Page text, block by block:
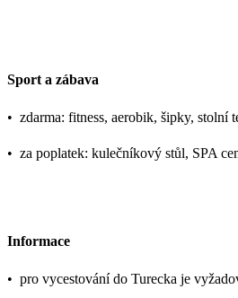
Sport a zábava
• zdarma: fitness, aerobik, šipky, stolní
• za poplatek: kulečníkový stůl, SPA
Informace
• pro vycestování do Turecka je